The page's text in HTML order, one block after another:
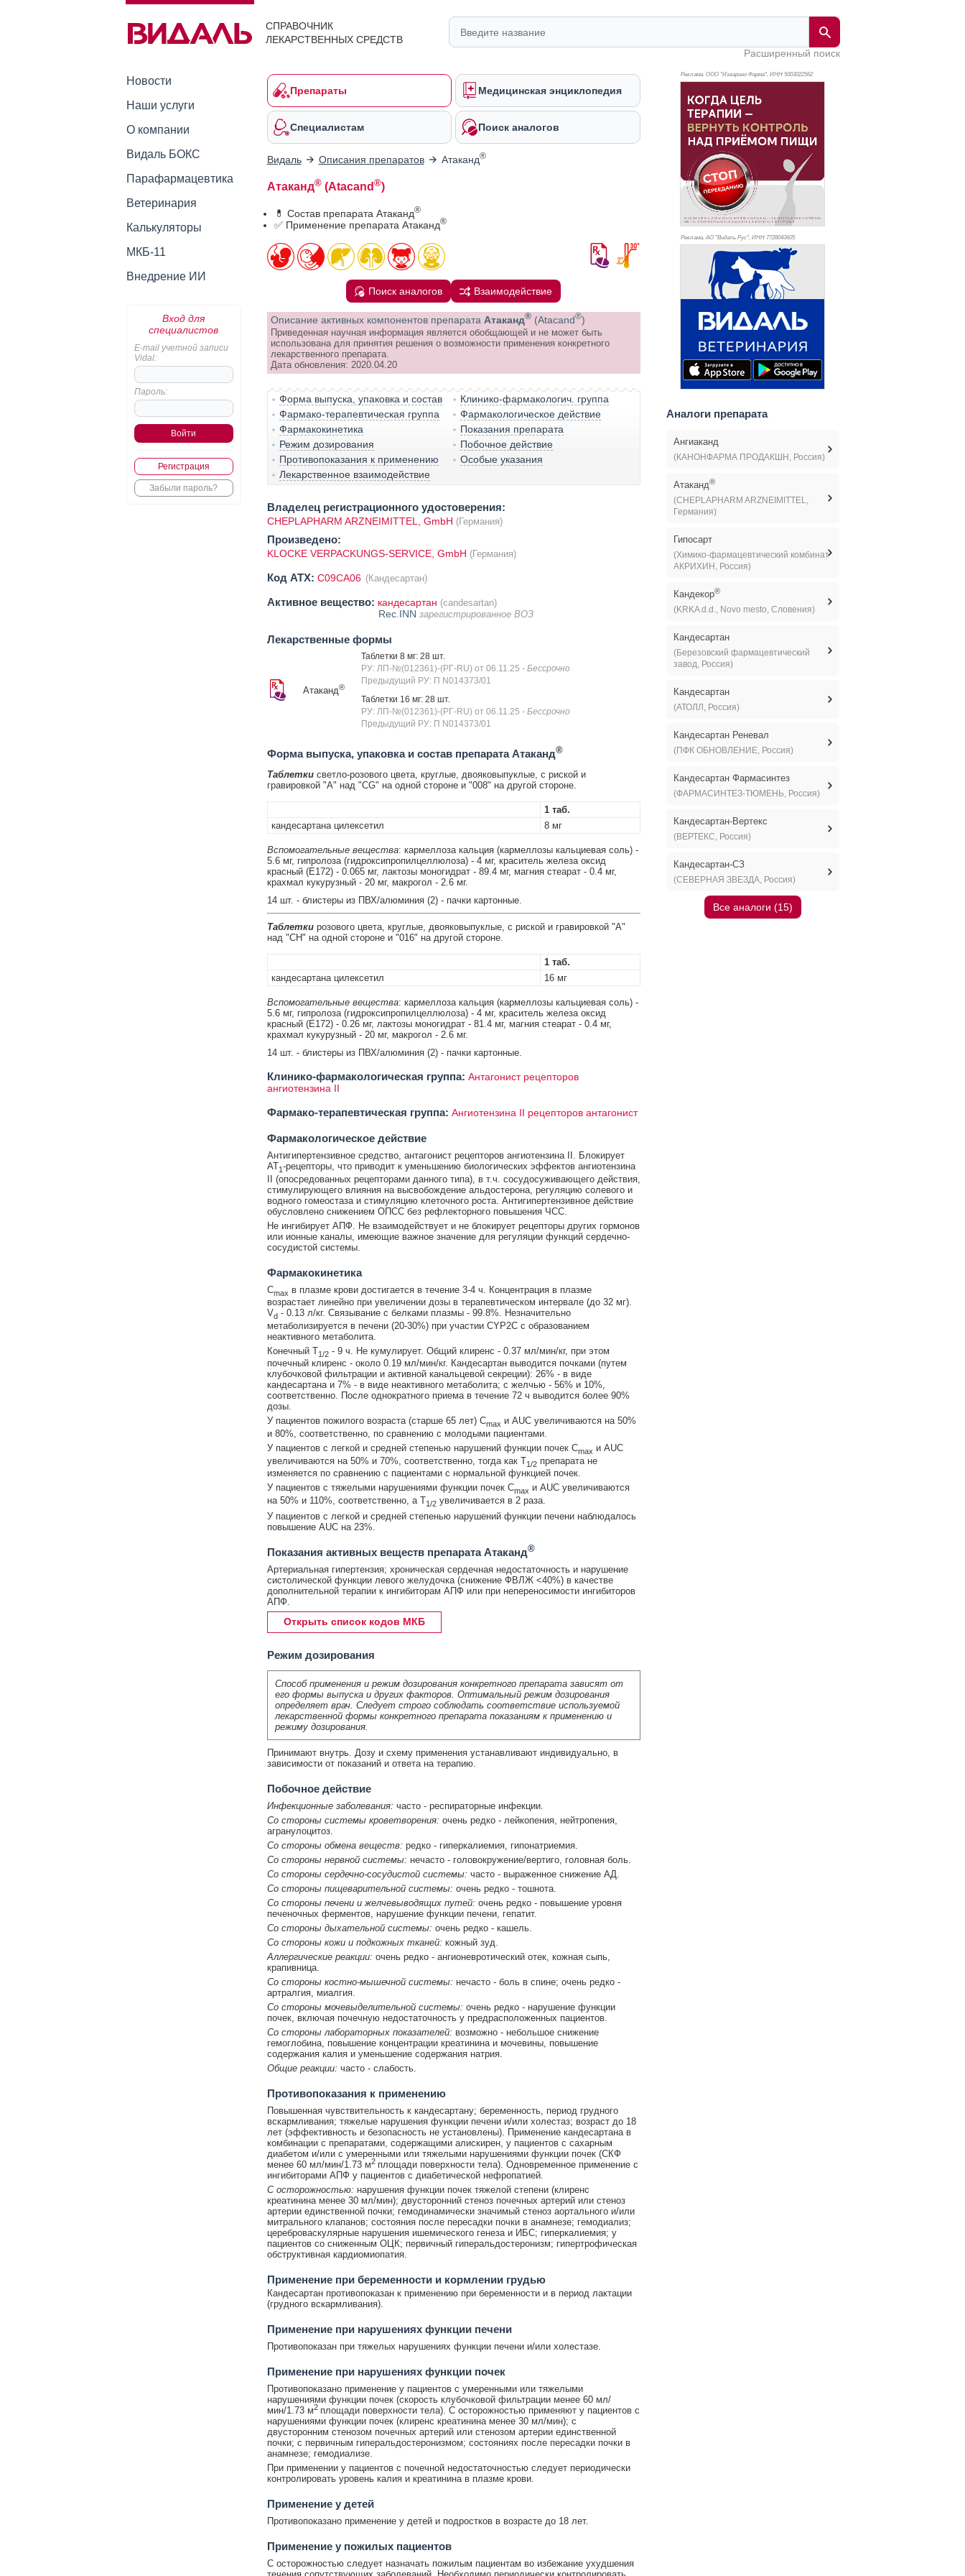
СПРАВОЧНИК
ЛЕКАРСТВЕННЫХ СРЕДСТВ
Расширенный поиск
Новости
Наши услуги
О компании
Видаль БОКС
Парафармацевтика
Ветеринария
Калькуляторы
МКБ-11
Внедрение ИИ
Вход для
специалистов
E-mail учетной записи
Vidal:
Пароль:
Регистрация
Забыли пароль?
Препараты Медицинская энциклопедия
Специалистам Поиск аналогов
Видаль Описания препаратов Атаканд®
Атаканд®(Atacand ®)
💊 Состав препарата Атаканд®
✅ Применение препарата Атаканд®
Поиск аналогов Взаимодействие
Описание активных компонентов препарата Атаканд® (Atacand®)
Приведенная научная информация является обобщающей и не может быть
использована для принятия решения о возможности применения конкретного
лекарственного препарата.
Дата обновления: 2020.04.20
Форма выпуска, упаковка и состав
Клинико-фармакологич. группа
Фармако-терапевтическая группа
Фармакологическое действие
Фармакокинетика
Показания препарата
Режим дозирования
Побочное действие
Противопоказания к применению
Особые указания
Лекарственное взаимодействие
Владелец регистрационного удостоверения:
CHEPLAPHARM ARZNEIMITTEL, GmbH (Германия)
Произведено:
KLOCKE VERPACKUNGS-SERVICE, GmbH (Германия)
Код ATX: C09CA06 (Кандесартан)
Активное вещество: кандесартан (candesartan)
Rec.INN зарегистрированное ВОЗ
Лекарственные формы
Атаканд®
Таблетки 8 мг: 28 шт.
РУ: ЛП-№(012361)-(РГ-RU) от 06.11.25 - Бессрочно
Предыдущий РУ: П N014373/01
Таблетки 16 мг: 28 шт.
РУ: ЛП-№(012361)-(РГ-RU) от 06.11.25 - Бессрочно
Предыдущий РУ: П N014373/01
Форма выпуска, упаковка и состав препарата Атаканд®
Таблеткисветло-розового цвета, круглые, двояковыпуклые, с риской и
гравировкой "А" над "CG" на одной стороне и "008" на другой стороне.
1 таб.
кандесартана цилексетил
8 мг
Вспомогательные вещества: кармеллоза кальция (кармеллозы кальциевая соль) -
5.6 мг, гипролоза (гидроксипропилцеллюлоза) - 4 мг, краситель железа оксид
красный (Е172) - 0.065 мг, лактозы моногидрат - 89.4 мг, магния стеарат - 0.4 мг,
крахмал кукурузный - 20 мг, макрогол - 2.6 мг.
14 шт. - блистеры из ПВХ/алюминия (2) - пачки картонные.
Таблеткирозового цвета, круглые, двояковыпуклые, с риской и гравировкой "А"
над "CН" на одной стороне и "016" на другой стороне.
1 таб.
кандесартана цилексетил
16 мг
Вспомогательные вещества: кармеллоза кальция (кармеллозы кальциевая соль) -
5.6 мг, гипролоза (гидроксипропилцеллюлоза) - 4 мг, краситель железа оксид
красный (Е172) - 0.26 мг, лактозы моногидрат - 81.4 мг, магния стеарат - 0.4 мг,
крахмал кукурузный - 20 мг, макрогол - 2.6 мг.
14 шт. - блистеры из ПВХ/алюминия (2) - пачки картонные.
Клинико-фармакологическая группа: Антагонист рецепторов
ангиотензина II
Фармако-терапевтическая группа: Ангиотензина II рецепторов антагонист
Фармакологическое действие
Антигипертензивное средство, антагонист рецепторов ангиотензина II. Блокирует
АТ1-рецепторы, что приводит к уменьшению биологических эффектов ангиотензина
II (опосредованных рецепторами данного типа), в т.ч. сосудосуживающего действия,
стимулирующего влияния на высвобождение альдостерона, регуляцию солевого и
водного гомеостаза и стимуляцию клеточного роста. Антигипертензивное действие
обусловлено снижением ОПСС без рефлекторного повышения ЧСС.
Не ингибирует АПФ. Не взаимодействует и не блокирует рецепторы других гормонов
или ионные каналы, имеющие важное значение для регуляции функций сердечно-
сосудистой системы.
Фармакокинетика
Cmax в плазме крови достигается в течение 3-4 ч. Концентрация в плазме
возрастает линейно при увеличении дозы в терапевтическом интервале (до 32 мг).
Vd- 0.13 л/кг. Связывание с белками плазмы - 99.8%. Незначительно
метаболизируется в печени (20-30%) при участии CYP2C с образованием
неактивного метаболита.
Конечный T1/2- 9 ч. Не кумулирует. Общий клиренс - 0.37 мл/мин/кг, при этом
почечный клиренс - около 0.19 мл/мин/кг. Кандесартан выводится почками (путем
клубочковой фильтрации и активной канальцевой секреции): 26% - в виде
кандесартана и 7% - в виде неактивного метаболита; с желчью - 56% и 10%,
соответственно. После однократного приема в течение 72 ч выводится более 90%
дозы.
У пациентов пожилого возраста (старше 65 лет) Cmax и AUC увеличиваются на 50%
и 80%, соответственно, по сравнению с молодыми пациентами.
У пациентов с легкой и средней степенью нарушений функции почек Cmax и AUC
увеличиваются на 50% и 70%, соответственно, тогда как T1/2препарата не
изменяется по сравнению с пациентами с нормальной функцией почек.
У пациентов с тяжелыми нарушениями функции почек Cmax и AUC увеличиваются
на 50% и 110%, соответственно, а T1/2увеличивается в 2 раза.
У пациентов с легкой и средней степенью нарушений функции печени наблюдалось
повышение AUC на 23%.
Показания активных веществ препарата Атаканд®
Артериальная гипертензия; хроническая сердечная недостаточность и нарушение
систолической функции левого желудочка (снижение ФВЛЖ <40%) в качестве
дополнительной терапии к ингибиторам АПФ или при непереносимости ингибиторов
АПФ.
Открыть список кодов МКБ
Режим дозирования
Способ применения и режим дозирования конкретного препарата зависят от
его формы выпуска и других факторов. Оптимальный режим дозирования
определяет врач. Следует строго соблюдать соответствие используемой
лекарственной формы конкретного препарата показаниям к применению и
режиму дозирования.
Принимают внутрь. Дозу и схему применения устанавливают индивидуально, в
зависимости от показаний и ответа на терапию.
Побочное действие
Инфекционные заболевания: часто - респираторные инфекции.
Со стороны системы кроветворения: очень редко - лейкопения, нейтропения,
агранулоцитоз.
Со стороны обмена веществ: редко - гиперкалиемия, гипонатриемия.
Со стороны нервной системы: нечасто - головокружение/вертиго, головная боль.
Со стороны сердечно-сосудистой системы: часто - выраженное снижение АД.
Со стороны пищеварительной системы: очень редко - тошнота.
Со стороны печени и желчевыводящих путей: очень редко - повышение уровня
печеночных ферментов, нарушение функции печени, гепатит.
Со стороны дыхательной системы: очень редко - кашель.
Со стороны кожи и подкожных тканей: кожный зуд.
Аллергические реакции: очень редко - ангионевротический отек, кожная сыпь,
крапивница.
Со стороны костно-мышечной системы: нечасто - боль в спине; очень редко -
артралгия, миалгия.
Со стороны мочевыделительной системы: очень редко - нарушение функции
почек, включая почечную недостаточность у предрасположенных пациентов.
Со стороны лабораторных показателей: возможно - небольшое снижение
гемоглобина, повышение концентрации креатинина и мочевины, повышение
содержания калия и уменьшение содержания натрия.
Общие реакции: часто - слабость.
Противопоказания к применению
Повышенная чувствительность к кандесартану; беременность, период грудного
вскармливания; тяжелые нарушения функции печени и/или холестаз; возраст до 18
лет (эффективность и безопасность не установлены). Применение кандесартана в
комбинации с препаратами, содержащими алискирен, у пациентов с сахарным
диабетом и/или с умеренными или тяжелыми нарушениями функции почек (СКФ
менее 60 мл/мин/1.73 м2 площади поверхности тела). Одновременное применение с
ингибиторами АПФ у пациентов с диабетической нефропатией.
С осторожностью: нарушения функции почек тяжелой степени (клиренс
креатинина менее 30 мл/мин); двусторонний стеноз почечных артерий или стеноз
артерии единственной почки; гемодинамически значимый стеноз аортального и/или
митрального клапанов; состояния после пересадки почки в анамнезе; гемодиализ;
цереброваскулярные нарушения ишемического генеза и ИБС; гиперкалиемия; у
пациентов со сниженным ОЦК; первичный гиперальдостеронизм; гипертрофическая
обструктивная кардиомиопатия.
Применение при беременности и кормлении грудью
Кандесартан противопоказан к применению при беременности и в период лактации
(грудного вскармливания).
Применение при нарушениях функции печени
Противопоказан при тяжелых нарушениях функции печени и/или холестазе.
Применение при нарушениях функции почек
Противопоказано применение у пациентов с умеренными или тяжелыми
нарушениями функции почек (скорость клубочковой фильтрации менее 60 мл/
мин/1.73 м2 площади поверхности тела). С осторожностью применяют у пациентов с
нарушениями функции почек (клиренс креатинина менее 30 мл/мин); с
двусторонним стенозом почечных артерий или стенозом артерии единственной
почки; с первичным гиперальдостеронизмом; состояниях после пересадки почки в
анамнезе; гемодиализе.
При применении у пациентов с почечной недостаточностью следует периодически
контролировать уровень калия и креатинина в плазме крови.
Применение у детей
Противопоказано применение у детей и подростков в возрасте до 18 лет.
Применение у пожилых пациентов
С осторожностью следует назначать пожилым пациентам во избежание ухудшения
Реклама. ООО "Изварино Фарма", ИНН 5003022562
Реклама. АО "Видаль Рус", ИНН 7728043605
Аналоги препарата
Ангиаканд
(КАНОНФАРМА ПРОДАКШН, Россия)
Атаканд®
(CHEPLAPHARM ARZNEIMITTEL,
Германия)
Гипосарт
(Химико-фармацевтический комбинат
АКРИХИН, Россия)
Кандекор®
(KRKA d.d., Novo mesto, Словения)
Кандесартан
(Березовский фармацевтический
завод, Россия)
Кандесартан
(АТОЛЛ, Россия)
Кандесартан Реневал
(ПФК ОБНОВЛЕНИЕ, Россия)
Кандесартан Фармасинтез
(ФАРМАСИНТЕЗ-ТЮМЕНЬ, Россия)
Кандесартан-Вертекс
(ВЕРТЕКС, Россия)
Кандесартан-СЗ
(СЕВЕРНАЯ ЗВЕЗДА, Россия)
Все аналоги (15)